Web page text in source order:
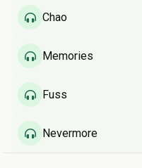
Chao
Memories
Fuss
Nevermore